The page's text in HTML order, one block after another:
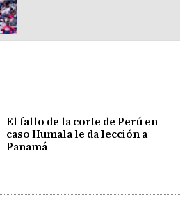
El fallo de la corte de Perú en
caso Humala le da lección a
Panamá